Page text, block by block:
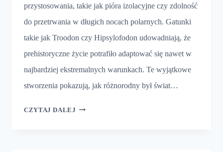
przystosowania, takie jak pióra izolacyjne czy zdolność
do przetrwania w długich nocach polarnych. Gatunki
takie jak Troodon czy Hipsylofodon udowadniają, że
prehistoryczne życie potrafiło adaptować się nawet w
najbardziej ekstremalnych warunkach. Te wyjątkowe
stworzenia pokazują, jak różnorodny był świat…
CZYTAJ DALEJ NAJZIMNIEJSZE